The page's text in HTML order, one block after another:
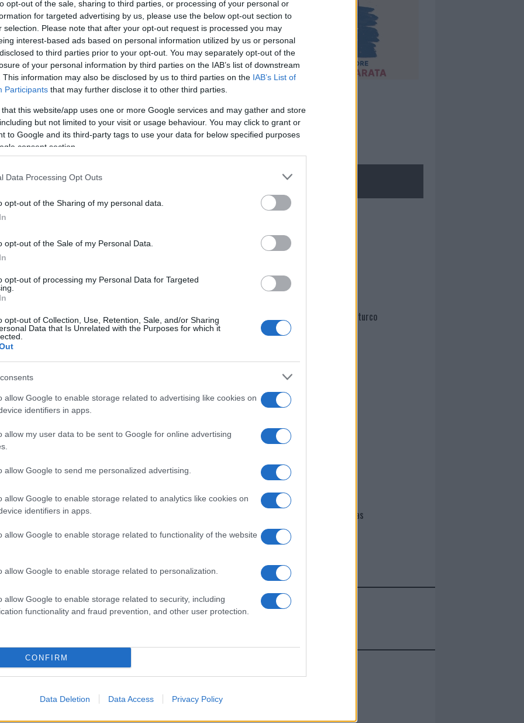
opt-out of the sale, sharing to third parties, or processing of your personal or
for targeted advertising by us, please use the below opt-out section to
selection. Please note that after your opt-out request is processed you may
interest-based ads based on personal information utilized by us or personal
to third parties prior to your opt-out. You may separately opt-out of the
of your personal information by third parties on the IAB’s list of downstream
This information may also be disclosed by us to third parties on the IAB’s List of
Participants that may further disclose it to other third parties.
that this website/app uses one or more Google services and may gather and store
but not limited to your visit or usage behaviour. You may click to grant or
to Google and its third-party tags to use your data for below specified purposes
consent section.
Data Processing Opt Outs
opt-out of the Sharing of my personal data.
opt-out of the Sale of my Personal Data.
opt-out of processing my Personal Data for Targeted
opt-out of Collection, Use, Retention, Sale, and/or Sharing
Data that Is Unrelated with the Purposes for which it
allow Google to enable storage related to advertising like cookies on
identifiers in apps.
allow my user data to be sent to Google for online advertising
allow Google to send me personalized advertising.
allow Google to enable storage related to analytics like cookies on
identifiers in apps.
allow Google to enable storage related to functionality of the website
allow Google to enable storage related to personalization.
allow Google to enable storage related to security, including
functionality and fraud prevention, and other user protection.
CONFIRM
Data Deletion Data Access Privacy Policy
di GalluraOggi.it
i tuoi video e le tue foto
+39 345 356 7512
news daGoogle News
Prossimo articolo
NECROLOGIE
Martina Agostina Diturco
I nostri cari
I nostri cari
Giovannimaria Cabras
Invia un Comunicato Stampa|Pubblicità|Segnala
e ricevi le nostre email periodiche contenenti le ultime notizie pubblicate sul sito web!